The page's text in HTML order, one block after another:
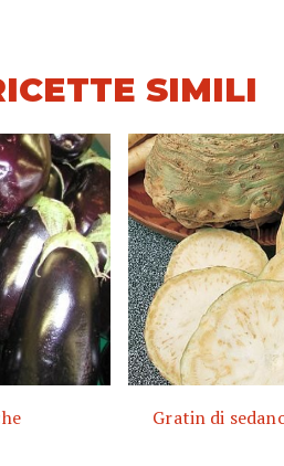
SIMILI
Gratin di